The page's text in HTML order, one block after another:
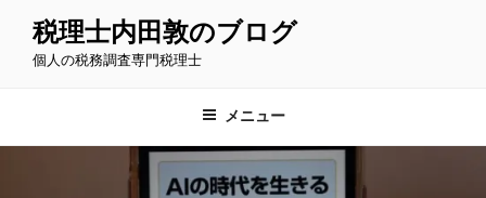
税理士内田敦のブログ
個人の税務調査専門税理士
メニュー